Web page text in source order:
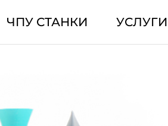
ЧПУ СТАНКИ УСЛУГИ